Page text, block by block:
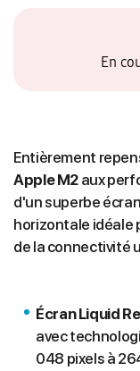
En
Entièrement
Apple M2 aux
d'un superbe écran
horizontale idéale
de la connectivité
Écran Liquid
avec
048 pixels à